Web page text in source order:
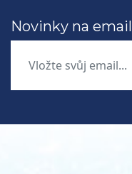
Novinky na email